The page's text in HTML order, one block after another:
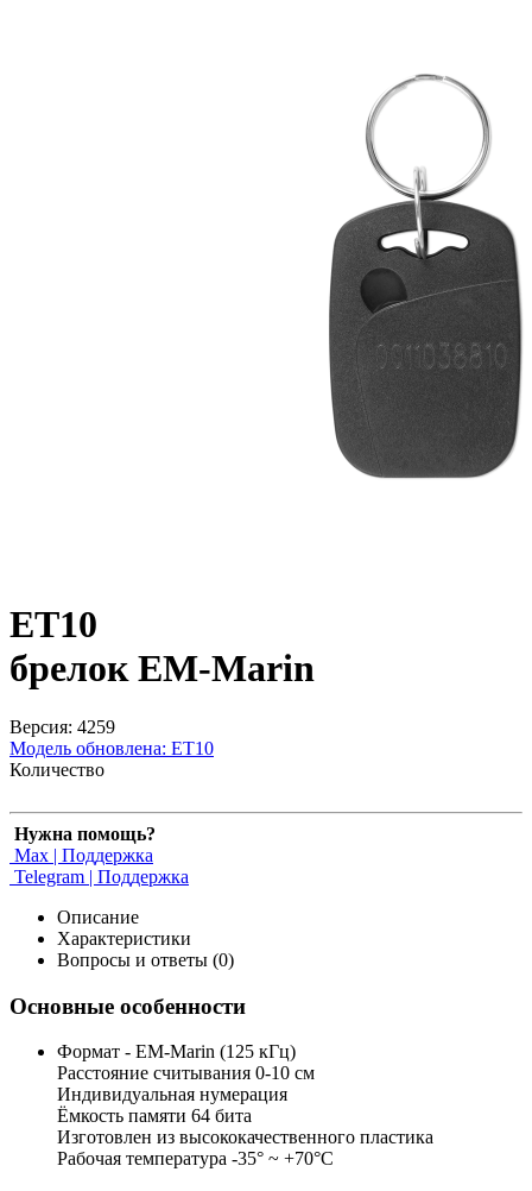
ET10
брелок EM-Marin
Версия: 4259
Модель обновлена: ET10
Количество
Нужна помощь?
Max | Поддержка
Telegram | Поддержка
Описание
Характеристики
Вопросы и ответы (0)
Основные особенности
Формат - EM-Marin (125 кГц)
Расстояние считывания 0-10 см
Индивидуальная нумерация
Ёмкость памяти 64 бита
Изготовлен из высококачественного пластика
Рабочая температура -35° ~ +70°С